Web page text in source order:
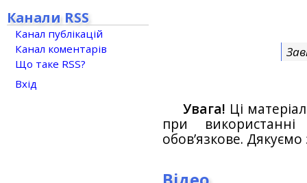
Увага! Ці
при
обов’язкове.
Канали RSS
Канал публікацій
Канал коментарів
Що таке RSS?
Вхід